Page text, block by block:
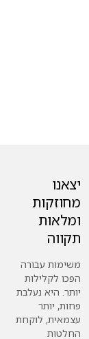
יצאנו
מחוזקות
ומלאות
תקווה
משימות עבורה
הפכו לקלילות
יותר. היא נעלבת
פחות, יותר
עצמאית, לוקחת
החלטות